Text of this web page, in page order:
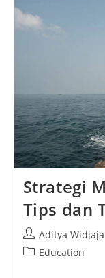
Strategi
Tips dan
Post
author:
Aditya Widjaja
PostEducation